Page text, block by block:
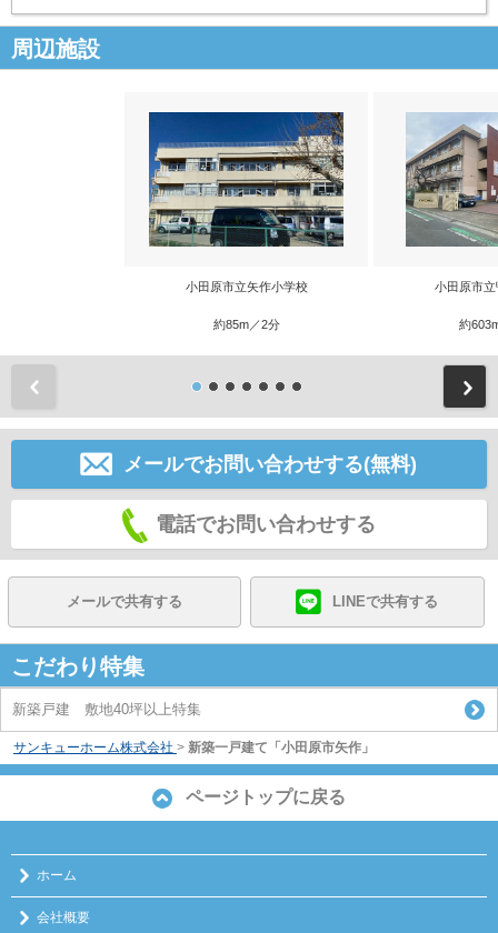
周辺施設
小田原市立矢作小学校
約85m／2分
小田原市
約
メールでお問い合わせする(無料)
電話でお問い合わせする
メールで共有する LINEで共有する
こだわり特集
新築戸建 敷地40坪以上特集
サンキューホーム株式会社 > 新築一戸建て「小田原市矢作」
ページトップに戻る
ホーム
会社概要